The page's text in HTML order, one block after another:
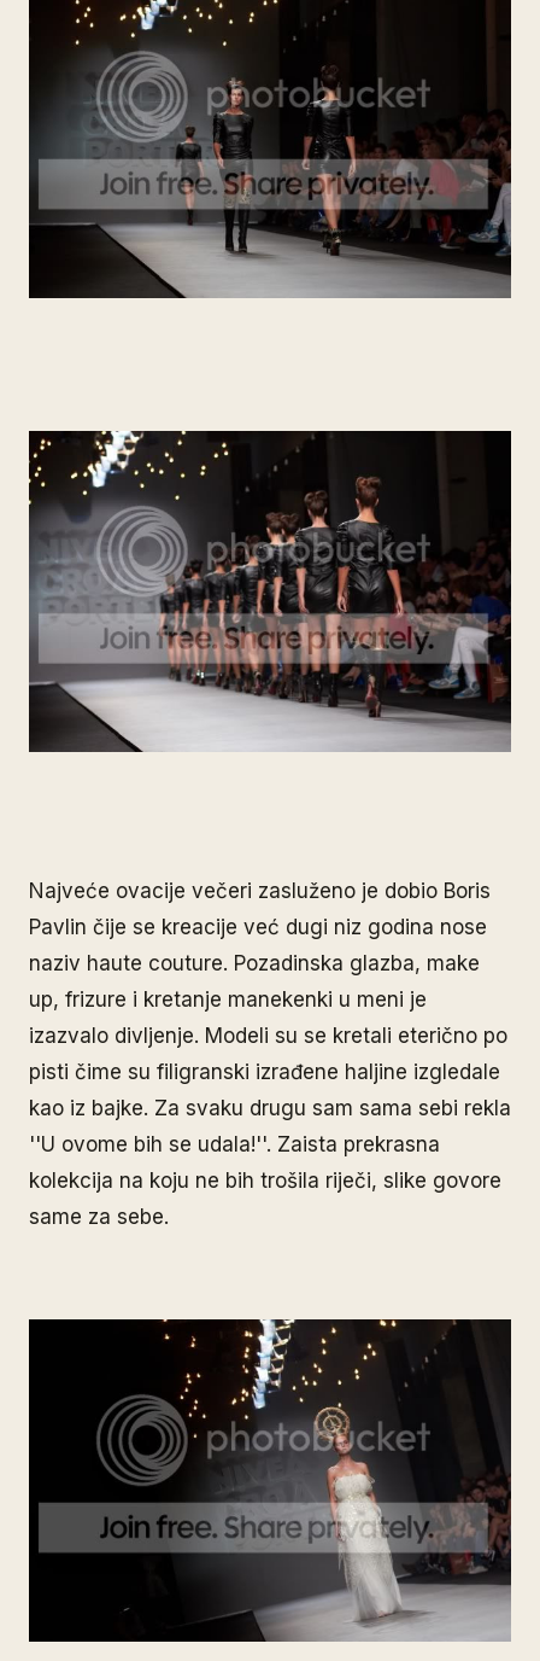
Najveće ovacije večeri zasluženo je dobio Boris
Pavlin čije se kreacije već dugi niz godina nose
naziv haute couture. Pozadinska glazba, make
up, frizure i kretanje manekenki u meni je
izazvalo divljenje. Modeli su se kretali eterično po
pisti čime su filigranski izrađene haljine izgledale
kao iz bajke. Za svaku drugu sam sama sebi rekla
''U ovome bih se udala!''. Zaista prekrasna
kolekcija na koju ne bih trošila riječi, slike govore
same za sebe.